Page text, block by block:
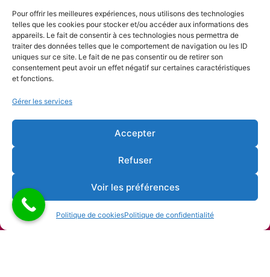
Pour offrir les meilleures expériences, nous utilisons des technologies
telles que les cookies pour stocker et/ou accéder aux informations des
appareils. Le fait de consentir à ces technologies nous permettra de
traiter des données telles que le comportement de navigation ou les ID
uniques sur ce site. Le fait de ne pas consentir ou de retirer son
consentement peut avoir un effet négatif sur certaines caractéristiques
et fonctions.
Gérer les services
Accepter
Refuser
Voir les préférences
Politique de cookiesPolitique de confidentialité
Nos partenaires